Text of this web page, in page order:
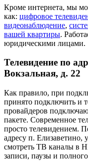
Кроме интернета, мы
как: цифровое
видеонаблюдение,
вашей квартиры.
юридическими лицами.
Телевидение по
Вокзальная, д. 22
Как правило, при
принято подключить и
провайдеров
пакете. Современное
просто телевидением.
адресу п. Елизаветино,
смотреть ТВ каналы в
записи, паузы и